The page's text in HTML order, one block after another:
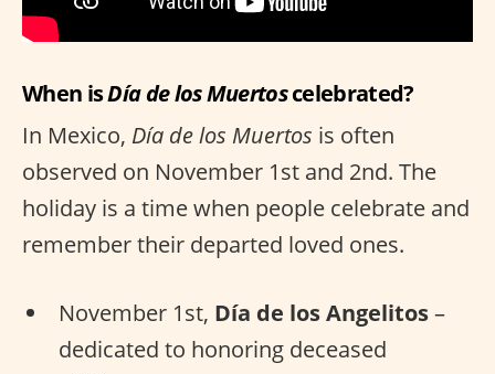
When isDía de los Muertoscelebrated?
In Mexico, Día de los Muertos is often
observed on November 1st and 2nd. The
holiday is a time when people celebrate and
remember their departed loved ones.
November 1st, Día de los Angelitos–
dedicated to honoring deceased